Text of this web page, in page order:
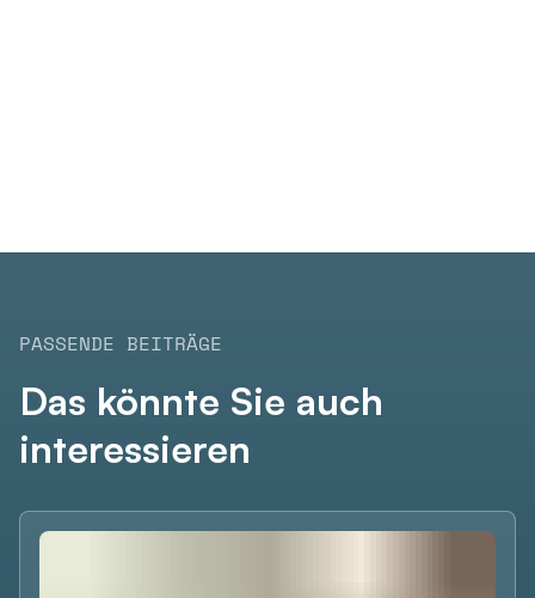
PASSENDE BEITRÄGE
Das könnte Sie auch
interessieren